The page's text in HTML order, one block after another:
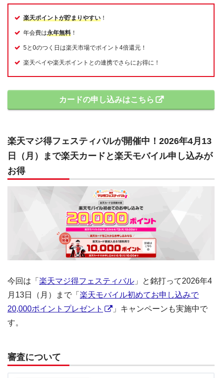
楽天ポイントが貯まりやすい ！
年会費は永年無料 ！
5と0のつく日は楽天市場でポイント4倍還元！
楽天ペイや楽天ポイントとの連携でさらにお得に！
カードの申し込みはこちら
楽天マジ得フェスティバルが開催中！2026年4月13
日（月）まで楽天カードと楽天モバイル申し込みが
お得
今回は「 楽天マジ得フェスティバル 」と銘打って2026年4
月13日（月）まで「 楽天モバイル初めてお申し込みで
20,000ポイントプレゼント
」キャンペーンも実施中で
す。
審査について